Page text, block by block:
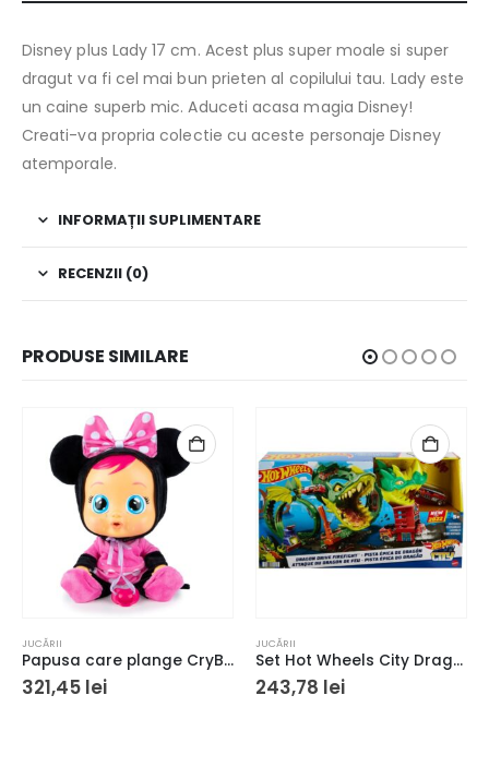
Disney plus Lady 17 cm. Acest plus super moale si super
dragut va fi cel mai bun prieten al copilului tau. Lady este
un caine superb mic. Aduceti acasa magia Disney!
Creati-va propria colectie cu aceste personaje Disney
atemporale.
INFORMAȚII SUPLIMENTARE
RECENZII (0)
PRODUSE SIMILARE
JUCĂRII
Papusa care plange CryBabies Minnie Mouse
321,45 lei
JUCĂRII
Set Hot Wheels City Dragon Drive Firefight
243,78 lei